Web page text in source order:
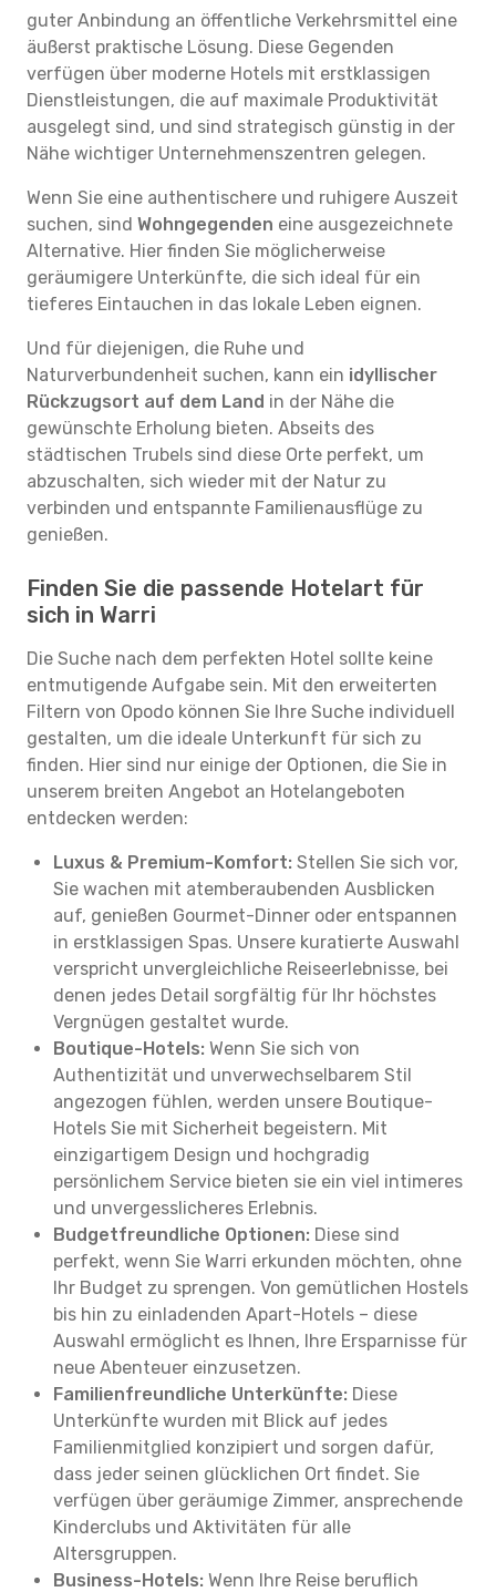
guter Anbindung an öffentliche Verkehrsmittel eine
äußerst praktische Lösung. Diese Gegenden
verfügen über moderne Hotels mit erstklassigen
Dienstleistungen, die auf maximale Produktivität
ausgelegt sind, und sind strategisch günstig in der
Nähe wichtiger Unternehmenszentren gelegen.
Wenn Sie eine authentischere und ruhigere Auszeit
suchen, sind Wohngegenden eine ausgezeichnete
Alternative. Hier finden Sie möglicherweise
geräumigere Unterkünfte, die sich ideal für ein
tieferes Eintauchen in das lokale Leben eignen.
Und für diejenigen, die Ruhe und
Naturverbundenheit suchen, kann ein idyllischer
Rückzugsort auf dem Land in der Nähe die
gewünschte Erholung bieten. Abseits des
städtischen Trubels sind diese Orte perfekt, um
abzuschalten, sich wieder mit der Natur zu
verbinden und entspannte Familienausflüge zu
genießen.
Finden Sie die passende Hotelart für
sich in Warri
Die Suche nach dem perfekten Hotel sollte keine
entmutigende Aufgabe sein. Mit den erweiterten
Filtern von Opodo können Sie Ihre Suche individuell
gestalten, um die ideale Unterkunft für sich zu
finden. Hier sind nur einige der Optionen, die Sie in
unserem breiten Angebot an Hotelangeboten
entdecken werden:
Luxus & Premium-Komfort: Stellen Sie sich vor,
Sie wachen mit atemberaubenden Ausblicken
auf, genießen Gourmet-Dinner oder entspannen
in erstklassigen Spas. Unsere kuratierte Auswahl
verspricht unvergleichliche Reiseerlebnisse, bei
denen jedes Detail sorgfältig für Ihr höchstes
Vergnügen gestaltet wurde.
Boutique-Hotels: Wenn Sie sich von
Authentizität und unverwechselbarem Stil
angezogen fühlen, werden unsere Boutique-
Hotels Sie mit Sicherheit begeistern. Mit
einzigartigem Design und hochgradig
persönlichem Service bieten sie ein viel intimeres
und unvergesslicheres Erlebnis.
Budgetfreundliche Optionen: Diese sind
perfekt, wenn Sie Warri erkunden möchten, ohne
Ihr Budget zu sprengen. Von gemütlichen Hostels
bis hin zu einladenden Apart-Hotels – diese
Auswahl ermöglicht es Ihnen, Ihre Ersparnisse für
neue Abenteuer einzusetzen.
Familienfreundliche Unterkünfte: Diese
Unterkünfte wurden mit Blick auf jedes
Familienmitglied konzipiert und sorgen dafür,
dass jeder seinen glücklichen Ort findet. Sie
verfügen über geräumige Zimmer, ansprechende
Kinderclubs und Aktivitäten für alle
Altersgruppen.
Business-Hotels: Wenn Ihre Reise beruflich